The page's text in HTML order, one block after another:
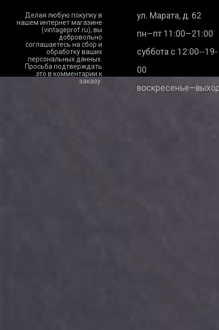
Делая любую покупку в
нашем интернет магазине
(vintageprof.ru), вы
добровольно
соглашаетесь на сбор и
обработку ваших
персональных данных.
Просьба подтверждать
это в комментарии к
заказу.
ул. Марата, д. 62
пн—пт 11:00—21:00
суббота с 12:00--19-
00